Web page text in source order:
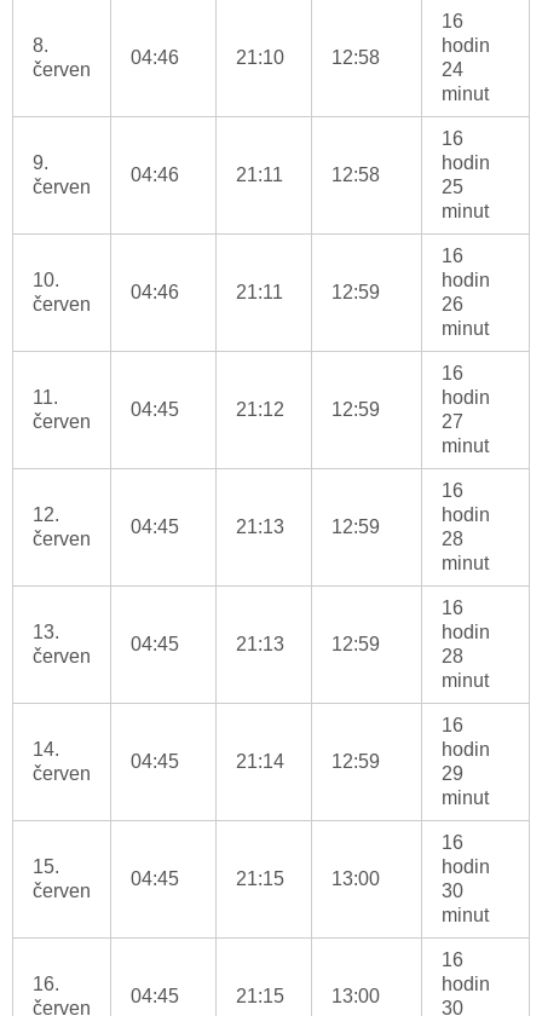
8.
červen
04:46 21:10 12:58
16
hodin
24
minut
9.
červen
04:46 21:11 12:58
16
hodin
25
minut
10.
červen
04:46 21:11 12:59
16
hodin
26
minut
11.
červen
04:45 21:12 12:59
16
hodin
27
minut
12.
červen
04:45 21:13 12:59
16
hodin
28
minut
13.
červen
04:45 21:13 12:59
16
hodin
28
minut
14.
červen
04:45 21:14 12:59
16
hodin
29
minut
15.
červen
04:45 21:15 13:00
16
hodin
30
minut
16.
červen
04:45 21:15 13:00
16
hodin
30